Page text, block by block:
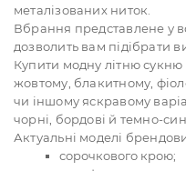
металізованих ниток.
Вбрання представлене у
дозволить вам підібрати
Купити модну літню
жовтому, блакитному,
чи іншому яскравому
чорні, бордові й темно-
Актуальні моделі
сорочкового крою;